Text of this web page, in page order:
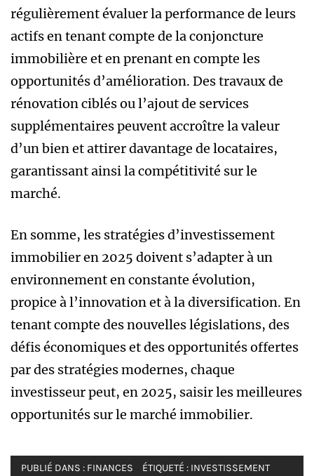
régulièrement évaluer la performance de leurs
actifs en tenant compte de la conjoncture
immobilière et en prenant en compte les
opportunités d’amélioration. Des travaux de
rénovation ciblés ou l’ajout de services
supplémentaires peuvent accroître la valeur
d’un bien et attirer davantage de locataires,
garantissant ainsi la compétitivité sur le
marché.
En somme, les stratégies d’investissement
immobilier en 2025 doivent s’adapter à un
environnement en constante évolution,
propice à l’innovation et à la diversification. En
tenant compte des nouvelles législations, des
défis économiques et des opportunités offertes
par des stratégies modernes, chaque
investisseur peut, en 2025, saisir les meilleures
opportunités sur le marché immobilier.
PUBLIÉ DANS : FINANCES ÉTIQUETÉ : INVESTISSEMENT